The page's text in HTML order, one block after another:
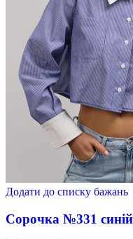
Додати до списку бажань
Сорочка №331 синій